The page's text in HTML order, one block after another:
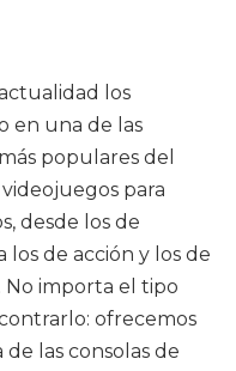
los
en una de las
populares del
para
desde los de
los de acción y los de
No importa el tipo
ofrecemos
las consolas de